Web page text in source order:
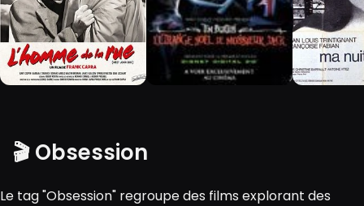
🎬 Obsession
Le tag "Obsession" regroupe des films explorant des